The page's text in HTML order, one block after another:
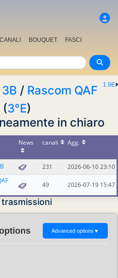
CANALI BOUQUET
FASCI
1.9E
/ Rascom QAF
(3°E)
in chiaro
News canali Agg.
231 2026-06-10 23:10
49 2026-07-19 15:47
Advanced options ▼